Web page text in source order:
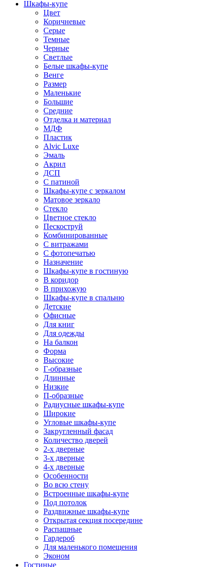
Шкафы-купе
Цвет
Коричневые
Серые
Темные
Черные
Светлые
Белые шкафы-купе
Венге
Размер
Маленькие
Большие
Средние
Отделка и материал
МДФ
Пластик
Alvic Luxe
Эмаль
Акрил
ДСП
С патиной
Шкафы-купе с зеркалом
Матовое зеркало
Стекло
Цветное стекло
Пескоструй
Комбинированные
С витражами
С фотопечатью
Назначение
Шкафы-купе в гостиную
В коридор
В прихожую
Шкафы-купе в спальню
Детские
Офисные
Для книг
Для одежды
На балкон
Форма
Высокие
Г-образные
Длинные
Низкие
П-образные
Радиусные шкафы-купе
Широкие
Угловые шкафы-купе
Закругленный фасад
Количество дверей
2-х дверные
3-х дверные
4-х дверные
Особенности
Во всю стену
Встроенные шкафы-купе
Под потолок
Раздвижные шкафы-купе
Открытая секция посередине
Распашные
Гардероб
Для маленького помещения
Эконом
Гостиные